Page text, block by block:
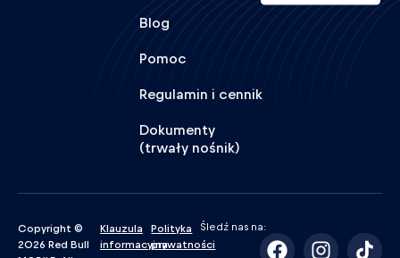
Blog
Pomoc
Regulamin i cennik
Dokumenty
(trwały nośnik)
Copyright ©
2026 Red Bull
Klauzula
informacyjna
Polityka
prywatności
Śledź nas na: